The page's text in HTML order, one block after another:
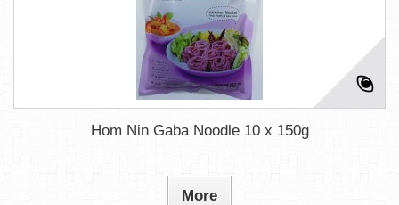
Hom Nin Gaba Noodle 10 x 150g
More